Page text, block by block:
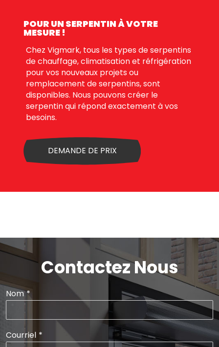
POUR UN SERPENTIN À VOTRE
MESURE !
Chez Vigmark, tous les types de serpentins
de chauffage, climatisation et réfrigération
pour vos nouveaux projets ou
remplacement de serpentins, sont
disponibles. Nous pouvons créer le
serpentin qui répond exactement à vos
besoins.
DEMANDE DE PRIX
Contactez Nous
Nom *
Courriel *